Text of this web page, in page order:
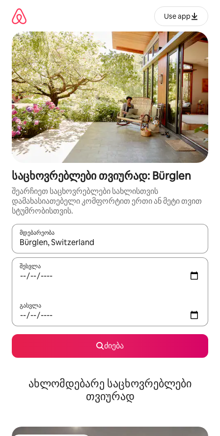
გადასვლა
Use app
საცხოვრებლები თვიურად: Bürglen
შეარჩიეთ საცხოვრებლები სახლისთვის
დამახასიათებელი კომფორტით ერთი ან მეტი თვით
სტუმრობისთვის.
მდებარეობა
როცა შედეგები ხელმისაწვდომი გახდება, ნავიგაციისთვის
შესვლა
გასვლა
ძიება
ახლომდებარე საცხოვრებლები
თვიურად